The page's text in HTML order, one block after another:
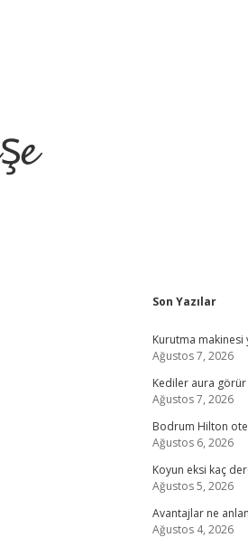
Son Yazılar
Kurutma
Ağustos 7, 2026
Kediler aura görür
Ağustos 7, 2026
Bodrum Hilton
Ağustos 6, 2026
Koyun eksi kaç
Ağustos 5, 2026
Avantajlar ne
Ağustos 4, 2026
betci